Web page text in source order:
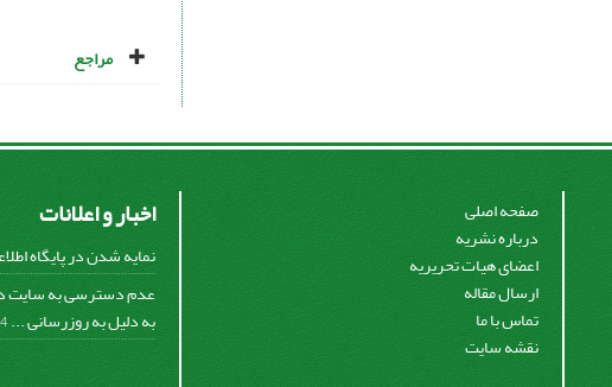
مراجع
صفحه اصلی
درباره نشریه
اعضای هیات تحریریه
ارسال مقاله
تماس با ما
نقشه سایت
اخبار و اعلانات
نمایه شدن در پایگاه
به دلیل به روزرسانی ...